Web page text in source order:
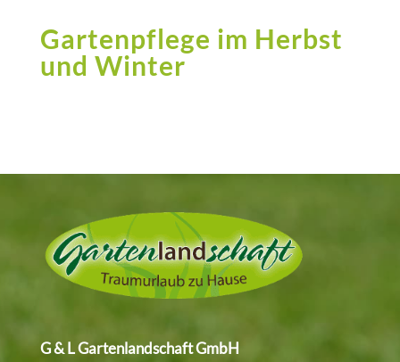
Gartenpflege im Herbst
und Winter
G & L Gartenlandschaft GmbH